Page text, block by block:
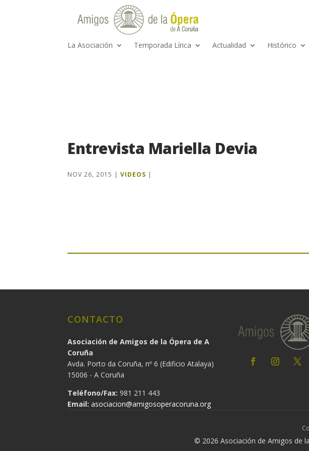
La Asociación Temporada Lírica Actualidad Histórico
Entrevista Mariella Devia
NOV 26, 2015 |VIDEOS |
CONTACTO
Asociación de Amigos de la Ópera de A
Coruña
Avda. Porto da Coruña, nº 6 (Edificio Atalaya)
15006 - A Coruña
Teléfono/Fax: 981 211 443
Email: asociacion@amigosoperacoruna.org
© 2026 Asociación de Amigos de